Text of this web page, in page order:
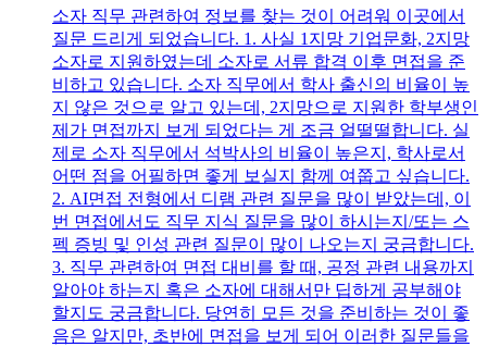
소자 직무 관련하여 정보를 찾는 것이 어려워 이곳에서
질문 드리게 되었습니다. 1. 사실 1지망 기업문화, 2지망
소자로 지원하였는데 소자로 서류 합격 이후 면접을 준
비하고 있습니다. 소자 직무에서 학사 출신의 비율이 높
지 않은 것으로 알고 있는데, 2지망으로 지원한 학부생인
제가 면접까지 보게 되었다는 게 조금 얼떨떨합니다. 실
제로 소자 직무에서 석박사의 비율이 높은지, 학사로서
어떤 점을 어필하면 좋게 보실지 함께 여쭙고 싶습니다.
2. AI면접 전형에서 디램 관련 질문을 많이 받았는데, 이
번 면접에서도 직무 지식 질문을 많이 하시는지/또는 스
펙 증빙 및 인성 관련 질문이 많이 나오는지 궁금합니다.
3. 직무 관련하여 면접 대비를 할 때, 공정 관련 내용까지
알아야 하는지 혹은 소자에 대해서만 딥하게 공부해야
할지도 궁금합니다. 당연히 모든 것을 준비하는 것이 좋
음은 알지만, 초반에 면접을 보게 되어 이러한 질문들을